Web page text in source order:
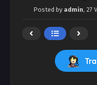
Posted by admin, 27